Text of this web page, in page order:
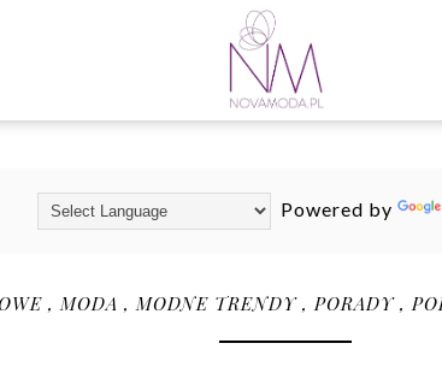
Powered by
,MODA ,MODNE TRENDY ,PORADY ,